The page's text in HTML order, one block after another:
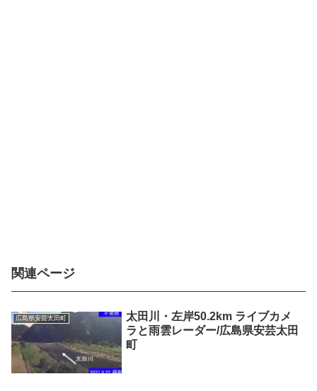
関連ページ
広島県安芸太田町
太田川・左岸50.2km ライブカメ
ラと雨雲レーダー/広島県安芸太田
町